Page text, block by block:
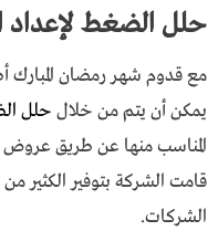
حلل الضغط لإعداد
مع قدوم شهر رمضان المبارك
يمكن أن يتم من خلال حلل
المناسب منها عن طريق عروض
قامت الشركة بتوفير الكثير
الشركات.